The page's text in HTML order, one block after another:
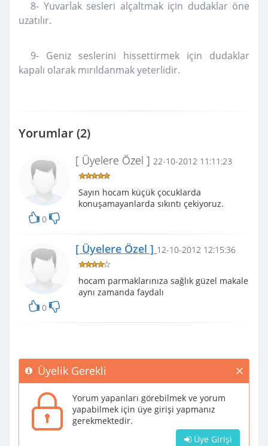
8- Yuvarlak sesleri alçaltmak için dudaklar öne
uzatılır.
9- Geniz seslerini hissettirmek için dudaklar
kapalı olarak mırıldanmak yeterlidir.
Yorumlar (2)
0
[ Üyelere Özel ] 22-10-2012 11:11:23
Sayın hocam küçük çocuklarda
konuşamayanlarda sıkıntı çekiyoruz.
0
[ Üyelere Özel ] 12-10-2012 12:15:36
hocam parmaklarınıza sağlık güzel makale
aynı zamanda faydalı
Üyelik Gerekli
Yorum yapanları görebilmek ve yorum
yapabilmek için üye girişi yapmanız
gerekmektedir.
Üye Girişi